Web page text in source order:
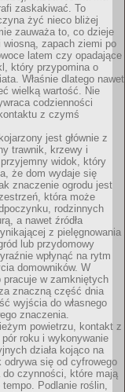
zaskakiwać. To
żyć nieco bliżej
zauważa to, co dzieje
wiosną, zapach ziemi po
latem czy opadające
który przypomina o
Właśnie dlatego nawet
wielką wartość. Nie
codzienności
z czymś
jest głównie z
trawnik, krzewy i
widok, który
że dom wydaje się
znaczenie ogrodu jest
która może
rodzinnych
a nawet źródła
z pielęgnowania
lub przydomowy
wpłynąć na rytm
domowników. W
w zamkniętych
znaczną część dnia
wyjścia do własnego
znaczenia.
powietrzu, kontakt z
roku i wykonywanie
działa kojąco na
odrywa się od cyfrowego
do czynności, które mają
Podlanie roślin,